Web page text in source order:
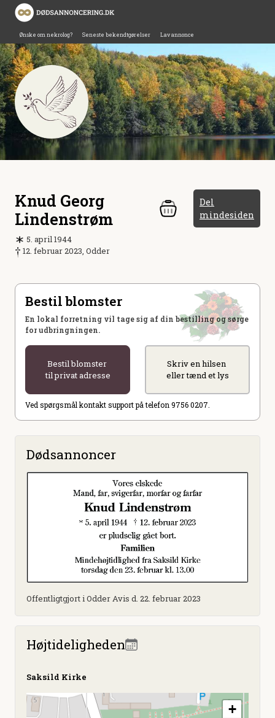
Ønske om nekrolog? Seneste bekendtgørelser Lav annonce
Knud Georg
Lindenstrøm
Del
mindesiden
5. april 1944
12. februar 2023, Odder
Bestil blomster
En lokal forretning vil tage sig af din bestilling og sørge
for udbringningen.
Bestil blomster
til privat adresse
Skriv en hilsen
eller tænd et lys
Ved spørgsmål kontakt support på telefon 9756 0207.
Dødsannoncer
Offentligtgjort i Odder Avis d. 22. februar 2023
Højtideligheden
Saksild Kirke
+